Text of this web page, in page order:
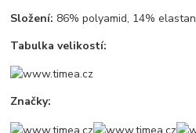
Složení: 86% polyamid, 14% elastan
Tabulka velikostí:
Značky: